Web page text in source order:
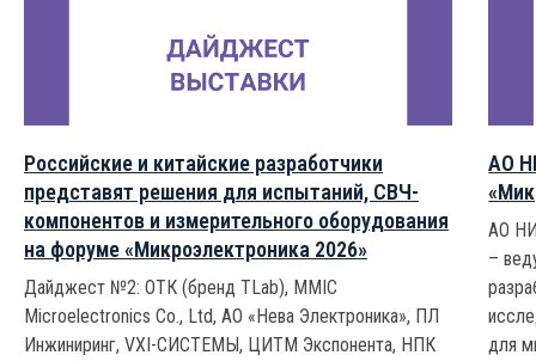
Российские и китайские разработчики
представят решения для испытаний, СВЧ-
компонентов и измерительного оборудования
на форуме «Микроэлектроника 2026»
Дайджест №2: ОТК (бренд TLab), MMIC
Microelectronics Co., Ltd, АО «Нева Электроника», ПЛ
Инжиниринг, VXI-СИСТЕМЫ, ЦИТМ Экспонента, НПК
АО
АО
–
для